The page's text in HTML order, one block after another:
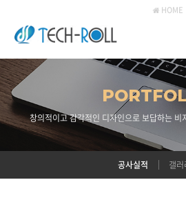
HOME
창의적이고 감각적인 디자인으로 보답하는
공사실적 갤러